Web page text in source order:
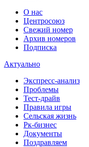
О нас
Центросоюз
Свежий номер
Архив номеров
Подписка
Актуально
Экспресс-анализ
Проблемы
Тест-драйв
Правила игры
Сельская жизнь
Рк-бизнес
Документы
Поздравляем